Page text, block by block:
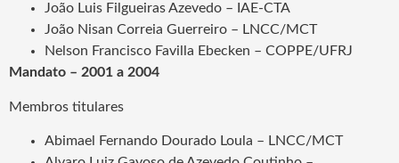
João Luis Filgueiras Azevedo – IAE-CTA
João Nisan Correia Guerreiro – LNCC/MCT
Nelson Francisco Favilla Ebecken – COPPE/UFRJ
Mandato – 2001 a 2004
Membros titulares
Abimael Fernando Dourado Loula – LNCC/MCT